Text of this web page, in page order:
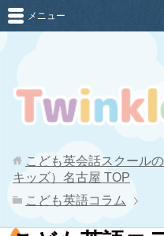
メニュー
こども英会話スクール
キッズ）名古屋 TOP
こども英語コラム